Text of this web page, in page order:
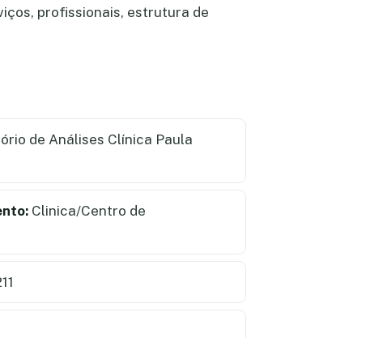
profissionais, estrutura de
de Análises Clínica Paula
Clinica/Centro de